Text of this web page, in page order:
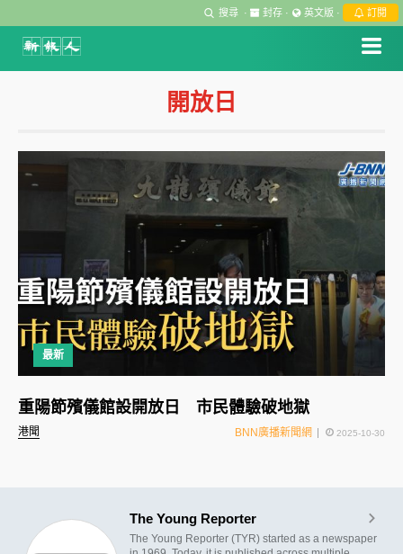
搜尋 · 封存 · 英文版 · 訂閱
開放日
最新
港聞
重陽節殯儀館設開放日 市民體驗破地獄
BNN廣播新聞網 2025-10-30
The Young Reporter
The Young Reporter (TYR) started as a newspaper